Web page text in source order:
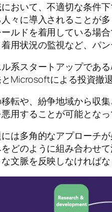
おいて、不適切な条件
々に導入されることが
ルドを着用している場
用状況の監視など、パ
系スタートアップであ
Microsoftによる投資撤退
転や、紛争地域から収
用することが可能とな
は多角的なアプローチ
どのように組み合わせ
文脈を反映しなければな